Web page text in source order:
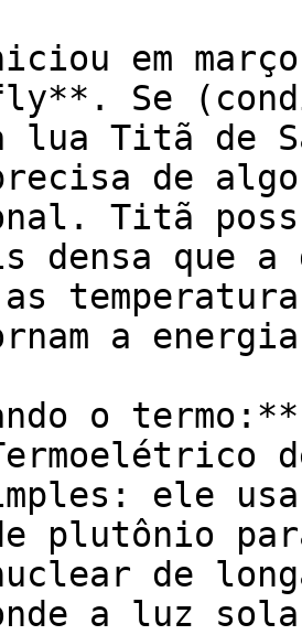
em
Se
lua Titã de
de
Titã
densa
as
a
o
ele
plutônio
de
a luz